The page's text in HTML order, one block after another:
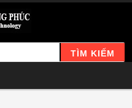
TÌM KIẾM